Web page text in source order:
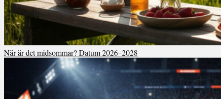
När är det midsommar? Datum 2026–2028